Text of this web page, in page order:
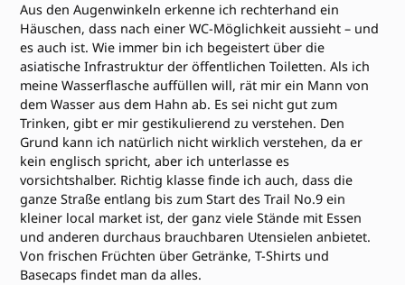
Aus den Augenwinkeln erkenne ich rechterhand ein
Häuschen, dass nach einer WC-Möglichkeit aussieht – und
es auch ist. Wie immer bin ich begeistert über die
asiatische Infrastruktur der öffentlichen Toiletten. Als ich
meine Wasserflasche auffüllen will, rät mir ein Mann von
dem Wasser aus dem Hahn ab. Es sei nicht gut zum
Trinken, gibt er mir gestikulierend zu verstehen. Den
Grund kann ich natürlich nicht wirklich verstehen, da er
kein englisch spricht, aber ich unterlasse es
vorsichtshalber. Richtig klasse finde ich auch, dass die
ganze Straße entlang bis zum Start des Trail No.9 ein
kleiner local market ist, der ganz viele Stände mit Essen
und anderen durchaus brauchbaren Utensielen anbietet.
Von frischen Früchten über Getränke, T-Shirts und
Basecaps findet man da alles.